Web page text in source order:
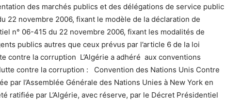
des marchés publics et des délégations de service public
22 novembre 2006, fixant le modèle de la déclaration de
n° 06-415 du 22 novembre 2006, fixant les modalités de
publics autres que ceux prévus par l’article 6 de la loi
contre la corruption L’Algérie a adhéré aux conventions
contre la corruption : Convention des Nations Unis Contre
par l’Assemblée Générale des Nations Unies à New York en
ratifiée par L’Algérie, avec réserve, par le Décret Présidentiel